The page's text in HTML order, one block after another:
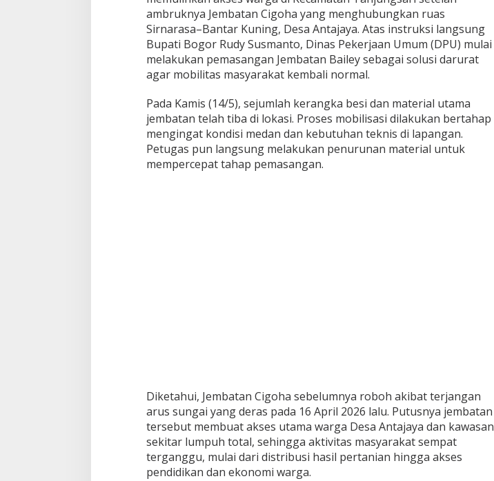
y
a
s
a
i
e
m
b
a
t
a
n
ambruknya Jembatan Cigoha yang menghubungkan ruas
Sirnarasa–Bantar Kuning, Desa Antajaya. Atas instruksi langsung
Bupati Bogor Rudy Susmanto, Dinas Pekerjaan Umum (DPU) mulai
melakukan pemasangan Jembatan Bailey sebagai solusi darurat
agar mobilitas masyarakat kembali normal.
Pada Kamis (14/5), sejumlah kerangka besi dan material utama
jembatan telah tiba di lokasi. Proses mobilisasi dilakukan bertahap
mengingat kondisi medan dan kebutuhan teknis di lapangan.
Petugas pun langsung melakukan penurunan material untuk
mempercepat tahap pemasangan.
Diketahui, Jembatan Cigoha sebelumnya roboh akibat terjangan
arus sungai yang deras pada 16 April 2026 lalu. Putusnya jembatan
tersebut membuat akses utama warga Desa Antajaya dan kawasan
sekitar lumpuh total, sehingga aktivitas masyarakat sempat
terganggu, mulai dari distribusi hasil pertanian hingga akses
pendidikan dan ekonomi warga.